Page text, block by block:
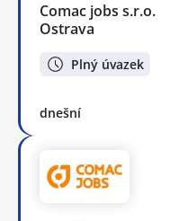
Comac jobs s.r.o.
Ostrava
Plný úvazek
dnešní